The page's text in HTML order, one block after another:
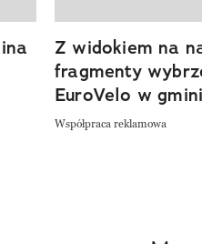
Z widokiem na
fragmenty
EuroVelo w
Współpraca reklamowa